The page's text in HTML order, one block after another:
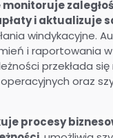
i aktualizuje
windykacyjne.
i raportowania
przekłada
oraz
procesy